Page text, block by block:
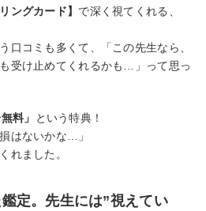
ングカード】 で深く視てくれる、
口コミも多くて、「この先生なら、
受け止めてくれるかも…」って思っ
料」
という特典！
はないかな…」
れました。
定。先生には”視えてい